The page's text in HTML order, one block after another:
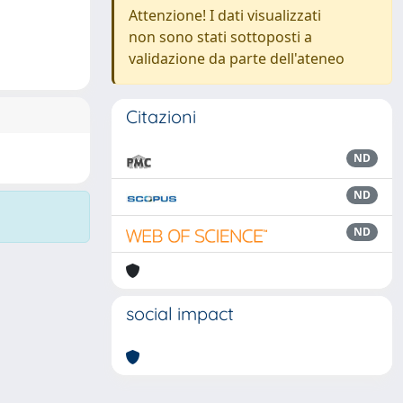
Attenzione! I dati visualizzati
non sono stati sottoposti a
validazione da parte dell'ateneo
Citazioni
ND
ND
ND
social impact